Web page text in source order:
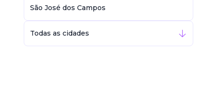
São José dos Campos
Todas as cidades